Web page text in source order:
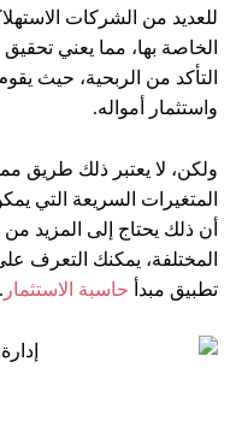
للعديد من الشركات
الخاصة بها، مما يعني
التأكد من الربحية، حيث
واستثمار أمواله.
ولكن، لا يعتبر ذلك طريق
المتغيرات السريعة التي
أن ذلك يحتاج إلى المزيد
المختلفة، يمكنك التعرف
تطبيق مبدأ حاسبة الاستثمار .